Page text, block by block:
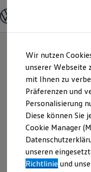
Hauptinhalt
springen
Footer
springen
Modelle und
Modelle
Elektroautos
ENERGY
Nutzfahrzeuge
SUV und CUV
Familienautos
Kombis
Sportwagen
Schnell verfügbare
Angebote und
Aktuelle
E-Auto-
Volkswagen
Wir nutzen
unserer Webseite
mit Ihnen zu
Präferenzen und
Personalisierung
Diese können Sie
Cookie Manager
unseren
Richtlinie und